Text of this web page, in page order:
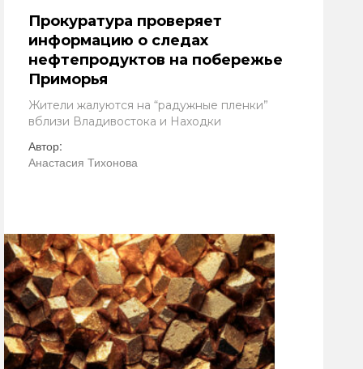
Прокуратура проверяет
информацию о следах
нефтепродуктов на побережье
Приморья
Жители жалуются на “радужные пленки”
вблизи Владивостока и Находки
Автор:
Анастасия Тихонова